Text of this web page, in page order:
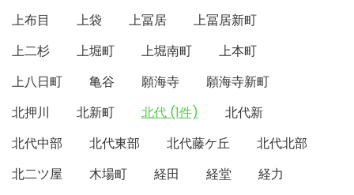
上布目
上袋 上冨居
上冨居新町
上二杉
上堀町 上堀南町
上本町
上八日町
亀谷 願海寺
願海寺新町
北押川
北新町 北代 (1件)
北代新
北代中部
北代東部 北代藤ケ丘
北代北部
北二ツ屋
木場町 経田 経堂
経力